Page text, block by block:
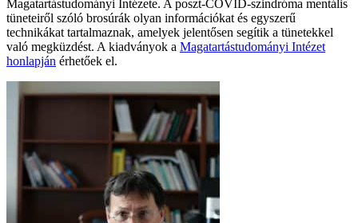
Magatartástudományi Intézete. A poszt-COVID-szindróma mentális
tüneteiről szóló brosúrák olyan információkat és egyszerű
technikákat tartalmaznak, amelyek jelentősen segítik a tünetekkel
való megküzdést. A kiadványok a Magatartástudományi Intézet
honlapján érhetőek el.